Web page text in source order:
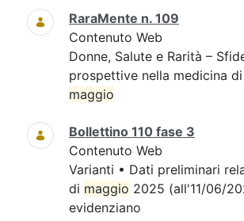
RaraMente n. 109
Contenuto Web
Donne, Salute e Rarità –
prospettive nella medicina di
maggio
Bollettino 110 fase 3
Contenuto Web
Varianti • Dati preliminari
di maggio 2025 (all'11/06/
evidenziano